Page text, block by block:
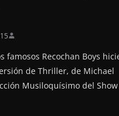
famosos Recochan Boys
de Thriller, de Michael
Musiloquísimo del